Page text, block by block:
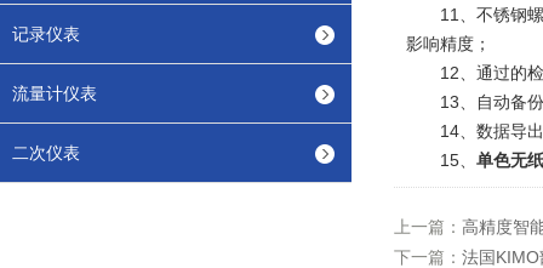
记录仪表
流量计仪表
二次仪表
11、不锈钢螺
影响精度；
12、通过的检
13、自动备份
14、数据导出
15、 单色无
上一篇： 高精度智
下一篇： 法国